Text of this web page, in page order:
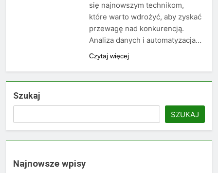
się najnowszym technikom,
które warto wdrożyć, aby zyskać
przewagę nad konkurencją.
Analiza danych i automatyzacja…
Czytaj więcej
Szukaj
SZUKAJ
Najnowsze wpisy